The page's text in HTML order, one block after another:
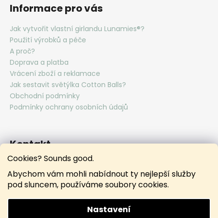
Cookies? Sounds good.
Abychom vám mohli nabídnout ty nejlepší služby
pod sluncem, používáme soubory cookies.
Nastavení
Informace pro vás
Jak vytvořit vlastní girlandu Lunamies®?
Použití výrobků a péče
A proč?
Doprava a platba
Vrácení zboží a reklamace
Jak sestavit světýlka Cotton Balls?
Obchodní podmínky
Podmínky ochrany osobních údajů
Kontakt
hello @ lunamies.com
lunamies.official
lunamies.official